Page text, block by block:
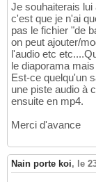
Je souhaiterais lui
c'est que je n'ai
pas le fichier "de
on peut ajouter/
l'audio etc
le diaporama
Est-ce quelqu'un
une piste audio à
ensuite en mp4.
Merci d'avance
Nain porte koi, le